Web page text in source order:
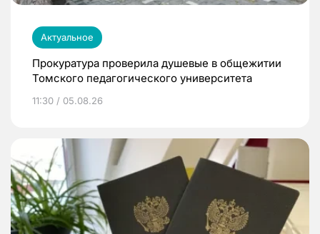
Актуальное
Прокуратура проверила душевые в общежитии
Томского педагогического университета
11:30 / 05.08.26